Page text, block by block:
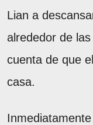
Lian a
alrededor de
cuenta de que
casa.